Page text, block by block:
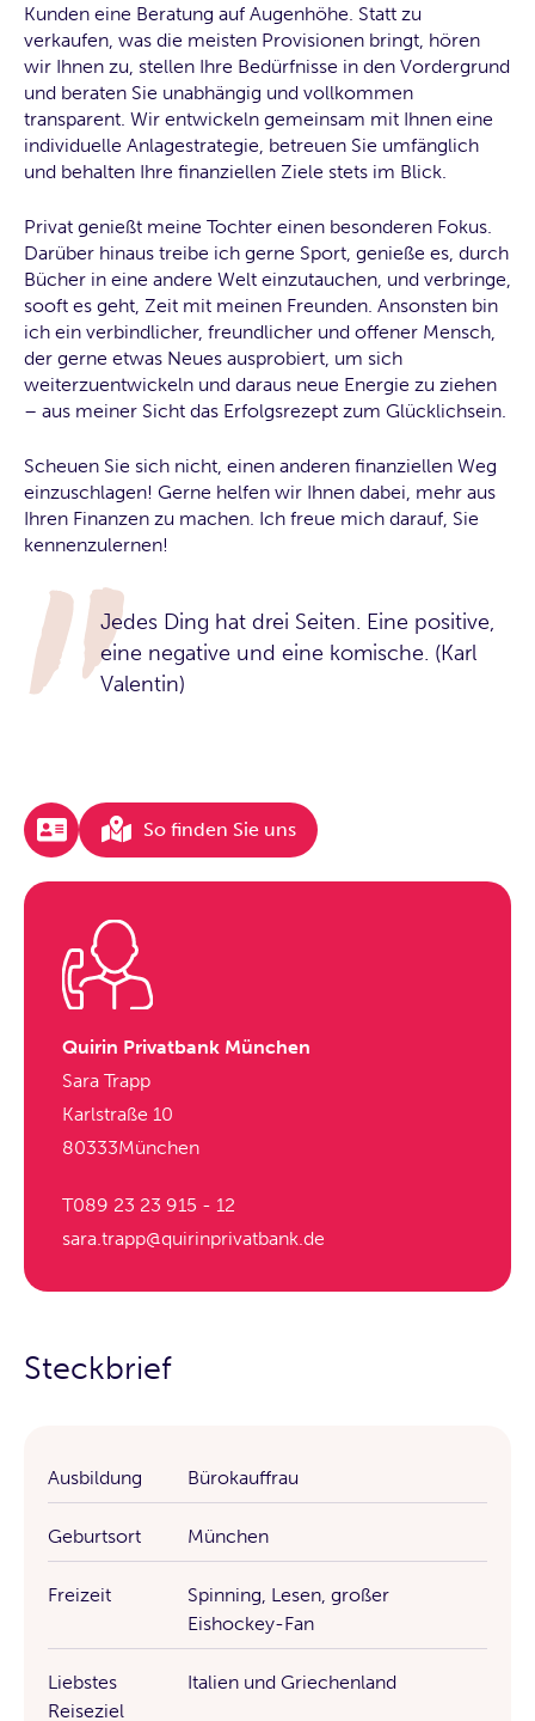
Kunden eine Beratung auf Augenhöhe. Statt zu
verkaufen, was die meisten Provisionen bringt, hören
wir Ihnen zu, stellen Ihre Bedürfnisse in den Vordergrund
und beraten Sie unabhängig und vollkommen
transparent. Wir entwickeln gemeinsam mit Ihnen eine
individuelle Anlagestrategie, betreuen Sie umfänglich
und behalten Ihre finanziellen Ziele stets im Blick.
Privat genießt meine Tochter einen besonderen Fokus.
Darüber hinaus treibe ich gerne Sport, genieße es, durch
Bücher in eine andere Welt einzutauchen, und verbringe,
sooft es geht, Zeit mit meinen Freunden. Ansonsten bin
ich ein verbindlicher, freundlicher und offener Mensch,
der gerne etwas Neues ausprobiert, um sich
weiterzuentwickeln und daraus neue Energie zu ziehen
– aus meiner Sicht das Erfolgsrezept zum Glücklichsein.
Scheuen Sie sich nicht, einen anderen finanziellen Weg
einzuschlagen! Gerne helfen wir Ihnen dabei, mehr aus
Ihren Finanzen zu machen. Ich freue mich darauf, Sie
kennenzulernen!
Jedes Ding hat drei Seiten. Eine positive,
eine negative und eine komische. (Karl
Valentin)
So finden Sie uns
Quirin Privatbank München
Sara Trapp
Karlstraße 10
80333München
T089 23 23 915 - 12
sara.trapp@quirinprivatbank.de
Steckbrief
Ausbildung Bürokauffrau
Geburtsort München
Freizeit
Spinning, Lesen, großer
Eishockey-Fan
Liebstes
Reiseziel
Italien und Griechenland